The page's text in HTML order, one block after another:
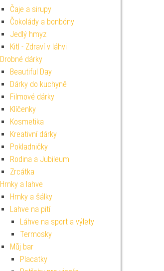
Čaje a sirupy
Čokolády a bonbóny
Jedlý hmyz
Kitl - Zdraví v láhvi
Drobné dárky
Beautiful Day
Dárky do kuchyně
Filmové dárky
Klíčenky
Kosmetika
Kreativní dárky
Pokladničky
Rodina a Jubileum
Zrcátka
Hrnky a lahve
Hrnky a šálky
Lahve na pití
Láhve na sport a výlety
Termosky
Můj bar
Placatky